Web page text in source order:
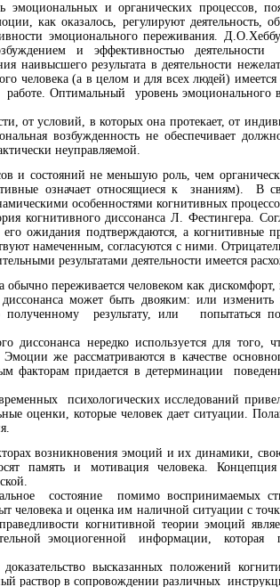
эмоциональных и органических процессов,
как оказалось, регулируют деятельность,
эмоционального переживания.
и эффективностью деятельности
наивысшего результата в деятельности
человека (а в целом и для всех людей)
Оптимальный уровень эмоционального
от условий, в которых она протекает, от
возбужденность не обеспечивает
неуправляемой.
и состояний не меньшую роль, чем
означает относящиеся к знаниям).
особенностями когнитивных
когнитивного диссонанса Л. Фестингера.
его ожидания подтверждаются, а когнитивные
намеченным, согласуются с ними.
результатами деятельности имеется
обычно переживается человеком как
диссонанса может быть двояким: или
полученному результату, или попытаться
диссонанса нередко используется для того,
же рассматриваются в качестве
придается в детерминации
психологических исследований
оценки, которые человек дает ситуации.
возникновения эмоций и их динамики,
память и мотивация человека.
состояние помимо воспринимаемых
и оценка им наличной ситуации с
когнитивной теории эмоций
эмоциогенной информации, которая
высказанных положений
раствор в сопровождении различных